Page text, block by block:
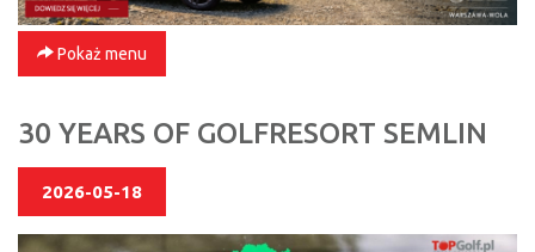
Pokaż menu
30 YEARS OF GOLFRESORT SEMLIN
2026-05-18